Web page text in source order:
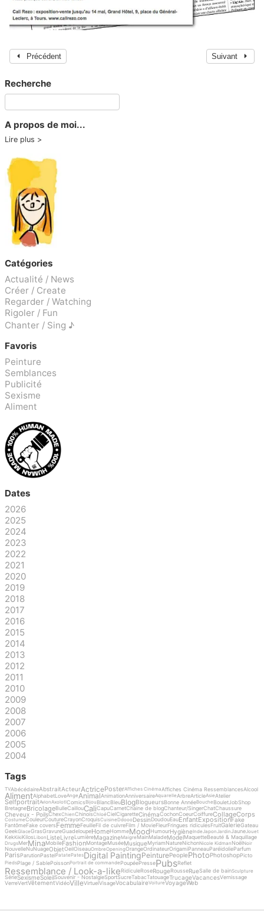
Précédent Suivant
Recherche
A propos de moi...
Lire plus
Catégories
Actualité / News
Créer / Create
Regarder / Watching
Rigoler / Fun
Chanter / Sing ♪
Favoris
Peinture
Semblances
Publicité
Sexisme
Aliment
Dates
2026
2025
2024
2023
2022
2021
2020
2019
2018
2017
2016
2015
2014
2013
2012
2011
2010
2009
2008
2007
2006
2005
2004
Tags
TVAbécédaireAbstraitActeurActricePosterAffiches CinémaAffiches Cinéma RessemblancesAlcool
AlimentAlphabetLoveAnge AnimalAnimationAnniversaireAquarelleArbreArticleAsieAtelier
SelfportraitAvionAxolotlComicsBijou BlancBleuBlogBlogueursBonne AnnéeBouche BouletJobShop
BretagneBricolageBulleCaillouCaliCapuCarnetChaine de blogChanteur/SingerChatChaussure
Cheveux - PoilsChexChienChinoisChloéCielCigaretteCinémaCochonCoeurCoiffureCollageCorps
CostumeCouleurCoutureCrayonCroquisCuisineDdoooDessinDoudouEauEnfantExpositionFake
FantômeFake coversFemmeFeuilleFil de cuivreFilm / MovieFleurFringues ridiculesFruitGalerieGateau
GeekGlaceGrasGravureGuadeloupeHomeHommeMoodHumourHygièneInde Japon JardinJaune Jouet
KekKikiKilosLibon ListeLivreLumièreMagazineMaigre MainMaladeModelMaquetteBeauté & Maquillage
DrugsMerMinaMobileFashionMontageMuséeMusiqueMyriamNatureNichonNicole Kidman NoëlNoir
NouvelleNuNuageObjetOeilOiseauOmbreOpeningOrangeOrdinateurOrigamiPanneauParéidolieParfum
ParisParutionPastelPatatePatesDigital PaintingPeinturePeoplePhotoPhotoshopPicto
PiedsPlage / SablePoissonPortrait de commande PoupéePressePubsReflet
Ressemblance / Look-a-likeRidiculeRoseRougeRousseRueSalle de bainSculpture
SérieSexismeSoleilSouvenir - NostalgieSportSucreTabacTatouageTrucageVacancesVernissage
VerreVertVêtementVidéoVilleVirtuelVisageVocabulaireVoitureVoyageWeb